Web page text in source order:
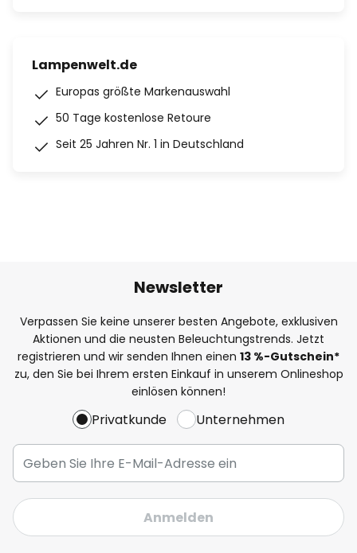
Lampenwelt.de
Europas größte Markenauswahl
50 Tage kostenlose Retoure
Seit 25 Jahren Nr. 1 in Deutschland
Newsletter
Verpassen Sie keine unserer besten Angebote, exklusiven
Aktionen und die neusten Beleuchtungstrends. Jetzt
registrieren und wir senden Ihnen einen 13 %-Gutschein*
zu, den Sie bei Ihrem ersten Einkauf in unserem Onlineshop
einlösen können!
Privatkunde Unternehmen
Anmelden